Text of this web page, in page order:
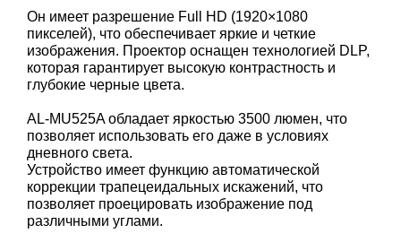
Он имеет разрешение Full HD (1920×1080
пикселей), что обеспечивает яркие и четкие
изображения. Проектор оснащен технологией DLP,
которая гарантирует высокую контрастность и
глубокие черные цвета.
AL-MU525A обладает яркостью 3500 люмен, что
позволяет использовать его даже в условиях
дневного света.
Устройство имеет функцию автоматической
коррекции трапецеидальных искажений, что
позволяет проецировать изображение под
различными углами.